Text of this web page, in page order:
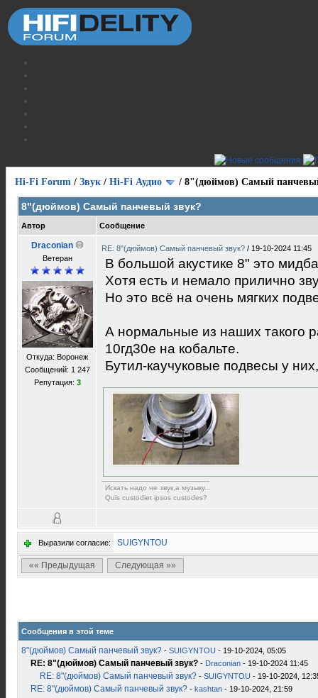
Hi-Fi Forum / Звук / Hi-Fi Аудио / 8"(дюймов) Самый
8"(дюймов) Самый панчевый звук?
Автор Сообщение
Draconian
Ветеран
Откуда: Воронеж
Сообщений: 1 247
Репутация: 3
RE: 8"(дюймов) Самый панчевый звук? / 19-10-2024 11:45
В большой акустике 8" это
Хотя есть и немало прилично
Но это всё на очень мягких
А нормальные из наших такого
10гд30е на кобальте.
Бутил-каучуковые подвесы у
Искать надо не звук,а музыку...
Quis custodiet ipsos custodes?
Выразили согласие: SUIGYNTOU
«« Предыдущая Следующая »»
Сообщения в этой теме
8"(дюймов) Самый панчевый звук? - SUIGYNTOU - 19-10-2024, 05:05
RE: 8"(дюймов) Самый панчевый звук? - Draconian - 19-10-2024 11:45
RE: 8"(дюймов) Самый панчевый звук? - SUIGYNTOU - 19-10-2024,
RE: 8"(дюймов) Самый панчевый звук? - kashtan - 19-10-2024, 21:59